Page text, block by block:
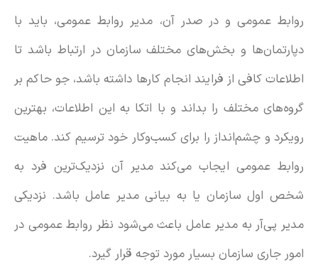
روابط عمومی و در صدر آن، مدیر روابط عمومی، باید با
دپارتمان‌ها و بخش‌های مختلف سازمان در ارتباط باشد تا
اطلاعات کافی از فرایند انجام کارها داشته باشد، جو حاکم بر
گروه‌های مختلف را بداند و با اتکا به این اطلاعات، بهترین
رویکرد‌ و چشم‌انداز را برای کسب‌وکار خود ترسیم کند. ماهیت
روابط عمومی ایجاب می‌کند مدیر آن نزدیک‌ترین فرد به
شخص اول سازمان یا به بیانی مدیر عامل باشد. نزدیکی
مدیر پی‌آر به مدیر عامل باعث می‌شود نظر روابط عمومی در
امور جاری سازمان بسیار مورد توجه قرار گیرد.